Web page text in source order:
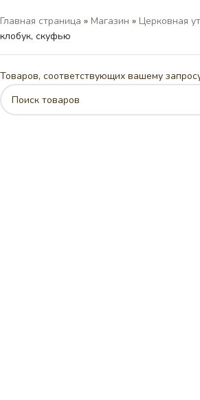
Главная страница » Магазин » Церковная
клобук, скуфью
Товаров, соответствующих вашему